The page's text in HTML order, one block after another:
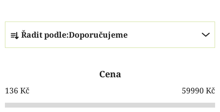
Ř
a
z
í
p
Řadit podle:Doporučujeme
Cena
136 Kč 59990Kč